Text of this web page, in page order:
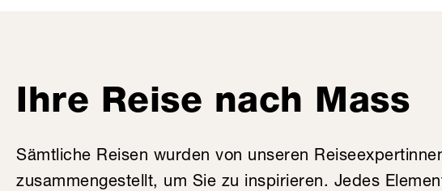
Ihre Reise nach Mass
Sämtliche Reisen wurden von unseren
zusammengestellt, um Sie zu inspirieren. Jedes